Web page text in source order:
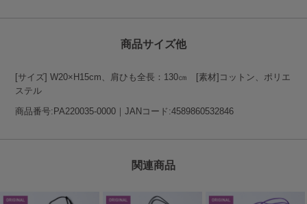
商品サイズ他
[サイズ] W20×H15cm、肩ひも全長：130㎝ [素材]コットン、ポリエ
ステル
商品番号:PA220035-0000｜JANコード:4589860532846
関連商品